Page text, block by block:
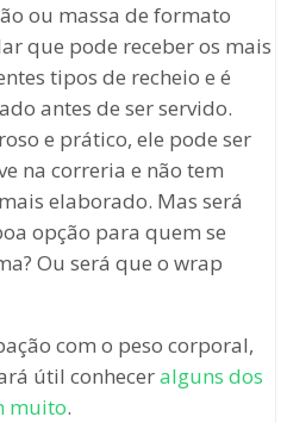
ou massa de formato
que pode receber os mais
tipos de recheio e é
antes de ser servido.
e prático, ele pode ser
na correria e não tem
elaborado. Mas será
opção para quem se
Ou será que o wrap
com o peso corporal,
útil conheceralguns dos
muito.